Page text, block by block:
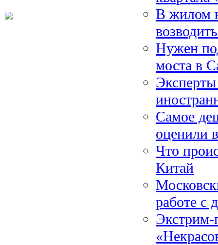
В жилом
Нужен
моста в
Самое
оценили
Что
Китай
работе с
Экстрим-